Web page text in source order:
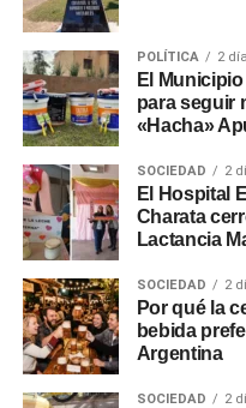
POLÍTICA 2
El
para seguir
«Hacha»
SOCIEDAD 2
El Hospital
Charata
Lactancia
SOCIEDAD 2
Por qué la
bebida
Argentina
SOCIEDAD 2